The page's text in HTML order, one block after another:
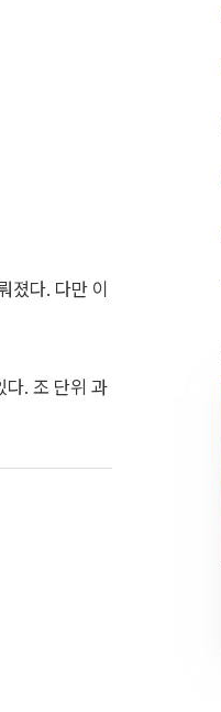
졌다. 다만 이
다. 조 단위 과